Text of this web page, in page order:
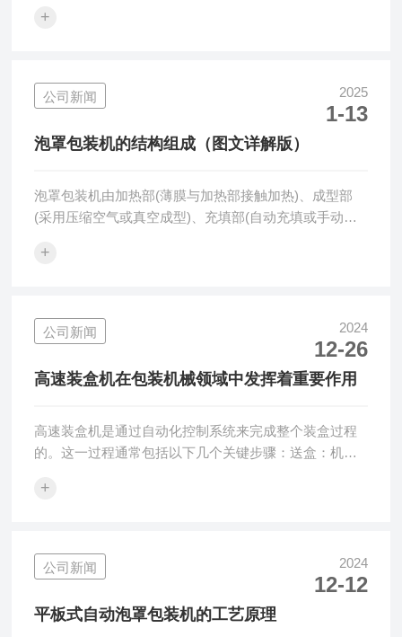
加热，使其达到适宜的温度并变得软化。加热方式可能
印模板将其压印成具有泡罩形状的图案。成型模具利用
压缩空气或真空吸力将软化的薄膜吹塑或吸塑成泡罩形
状。这个过程需要精确控制模具的形状、尺寸以及薄膜
的加热温度，以确保泡罩的准确性...
+
公司新闻 2025
1-13
泡罩包装机的结构组成（图文详解版）
泡罩包装机由加热部(薄膜与加热部接触加热)、成型部
(采用压缩空气或真空成型)、充填部(自动充填或手动充
薄膜进给]和机身部分结构组成。一、加热部分利用一定
流加热和热辐射加热。热气流加热系将高温热气流直接
喷射到被加热材料表面，这种方式加热效率不高，且不
够均匀；热辐射加热是用加热器产生的辐射热来加热材
料的，其辐射能来自光谱的红外线段电...
+
公司新闻 2024
12-26
高速装盒机在包装机械领域中发挥着重要作用
高速装盒机是通过自动化控制系统来完成整个装盒过程
的。这一过程通常包括以下几个关键步骤：送盒：机器
并将送纸板上的盒纸送到吸嘴处。盒子折叠：盒子形状
子尺寸和形状准确无误。装填：折叠的纸盒被送到装填
区域，机器将产品(如药瓶、药板、药膏等)和说明书准确
地装入纸盒中。合盖：合盖前机构会先弯折纸盒的插
舌，然后有一推板推动盒盖弯折，使插舌插进盒子中...
+
公司新闻 2024
12-12
平板式自动泡罩包装机的工艺原理